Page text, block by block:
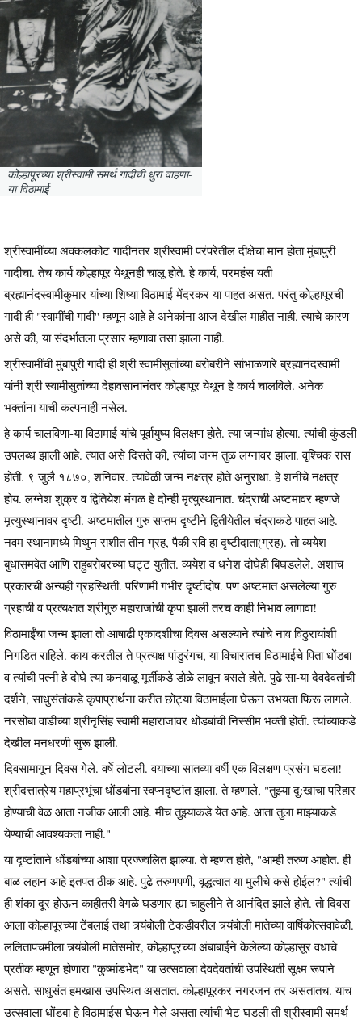
कोल्हापूरच्या श्रीस्वामी समर्थ गादीची धुरा वाहणा-
या विठामाई
श्रीस्वामींच्या अक्कलकोट गादीनंतर श्रीस्वामी परंपरेतील दीक्षेचा मान होता मुंबापुरी
गादीचा. तेच कार्य कोल्हापूर येथूनही चालू होते. हे कार्य, परमहंस यती
ब्रह्मानंदस्वामीकुमार यांच्या शिष्या विठामाई मेंदरकर या पाहत असत. परंतु कोल्हापूरची
गादी ही "स्वामींची गादी'' म्हणून आहे हे अनेकांना आज देखील माहीत नाही. त्याचे कारण
असे की, या संदर्भातला प्रसार म्हणावा तसा झाला नाही.
श्रीस्वामींची मुंबापुरी गादी ही श्री स्वामीसुतांच्या बरोबरीने सांभाळणारे ब्रह्मानंदस्वामी
यांनी श्री स्वामीसुतांच्या देहावसानानंतर कोल्हापूर येथून हे कार्य चालविले. अनेक
भक्तांना याची कल्पनाही नसेल.
हे कार्य चालविणा-या विठामाई यांचे पूर्वायुष्य विलक्षण होते. त्या जन्मांध होत्या. त्यांची कुंडली
उपलब्ध झाली आहे. त्यात असे दिसते की, त्यांचा जन्म तुळ लग्नावर झाला. वृश्चिक रास
होती. ९ जुलै १८७०, शनिवार. त्यावेळी जन्म नक्षत्र होते अनुराधा. हे शनीचे नक्षत्र
होय. लग्नेश शुक्र व द्वितियेश मंगळ हे दोन्ही मृत्युस्थानात. चंद्राची अष्टमावर म्हणजे
मृत्युस्थानावर दृष्टी. अष्टमातील गुरु सप्तम दृष्टीने द्वितीयेतील चंद्राकडे पाहत आहे.
नवम स्थानामध्ये मिथुन राशीत तीन ग्रह, पैकी रवि हा दृष्टीदाता(ग्रह). तो व्ययेश
बुधासमवेत आणि राहुबरोबरच्या घट्ट युतीत. व्ययेश व धनेश दोघेही बिघडलेले. अशाच
प्रकारची अन्यही ग्रहस्थिती. परिणामी गंभीर दृष्टीदोष. पण अष्टमात असलेल्या गुरु
ग्रहाची व प्रत्यक्षात श्रीगुरु महाराजांची कृपा झाली तरच काही निभाव लागावा!
विठामाईंचा जन्म झाला तो आषाढी एकादशीचा दिवस असल्याने त्यांचे नाव विठुरायांशी
निगडित राहिले. काय करतील ते प्रत्यक्ष पांडुरंगच, या विचारातच विठामाईचे पिता धोंडबा
व त्यांची पत्नी हे दोघे त्या कनवाळू मूर्तीकडे डोळे लावून बसले होते. पुढे सा-या देवदेवतांची
दर्शने, साधुसंतांकडे कृपाप्रार्थना करीत छोट्या विठामाईला घेऊन उभयता फिरू लागले.
नरसोबा वाडीच्या श्रीनृसिंह स्वामी महाराजांवर धोंडबांची निस्सीम भक्ती होती. त्यांच्याकडे
देखील मनधरणी सुरू झाली.
दिवसामागून दिवस गेले. वर्षे लोटली. वयाच्या सातव्या वर्षी एक विलक्षण प्रसंग घडला!
श्रीदत्तात्रेय महाप्रभूंचा धोंडबांना स्वप्नदृष्टांत झाला. ते म्हणाले, "तुझ्या दु:खाचा परिहार
होण्याची वेळ आता नजीक आली आहे. मीच तुझ्याकडे येत आहे. आता तुला माझ्याकडे
येण्याची आवश्यकता नाही."
या दृष्टांताने धोंडबांच्या आशा प्रज्ज्वलित झाल्या. ते म्हणत होते, "आम्ही तरुण आहोत. ही
बाळ लहान आहे इतपत ठीक आहे. पुढे तरुणपणी, वृद्धत्वात या मुलीचे कसे होईल?" त्यांची
ही शंका दूर होऊन काहीतरी वेगळे घडणार ह्या चाहुलीने ते आनंदित झाले होते. तो दिवस
आला कोल्हापूरच्या टेंबलाई तथा त्र्यंबोली टेकडीवरील त्र्यंबोली मातेच्या वार्षिकोत्सवावेळी.
ललितापंचमीला त्र्यंबोली मातेसमोर, कोल्हापूरच्या अंबाबाईने केलेल्या कोल्हासूर वधाचे
प्रतीक म्हणून होणारा "कुष्मांडभेद" या उत्सवाला देवदेवतांची उपस्थिती सूक्ष्म रूपाने
असते. साधुसंत हमखास उपस्थित असतात. कोल्हापूरकर नगरजन तर असतातच. याच
उत्सवाला धोंडबा हे विठामाईस घेऊन गेले असता त्यांची भेट घडली ती श्रीस्वामी समर्थ